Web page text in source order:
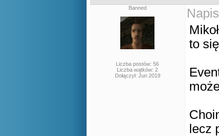
Banned
Liczba postów: 56
Liczba wątków: 2
Dołączył: Jun 2019
to
lecz